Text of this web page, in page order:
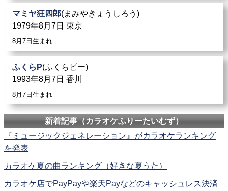
マミヤ狂四郎(まみやきょうしろう)
1979年8月7日 東京
8月7日生まれ
ふくらP(ふくらピー)
1993年8月7日 香川
8月7日生まれ
新着記事（カラオケふりーたいむず）
『ミュージックジェネレーション』がカラオケランキング
を発表
カラオケ夏の曲ランキング（好きな夏うた）
カラオケ店でPayPayや楽天Payなどのキャッシュレス決済